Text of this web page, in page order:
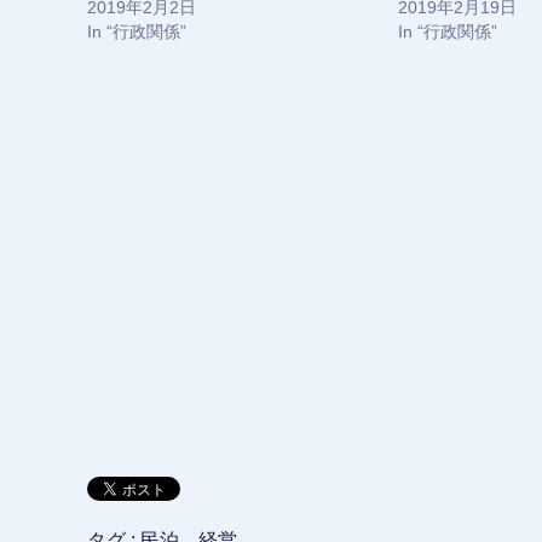
(
新
し
リ
ッ
ク
2019年2月2日
In “行政関係”
2019年2月19日
In “行政関係”